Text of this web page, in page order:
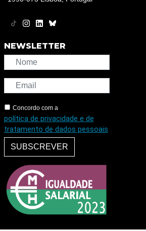
NEWSLETTER
Concordo com a
política de privacidade e de
tratamento de dados pessoais
SUBSCREVER